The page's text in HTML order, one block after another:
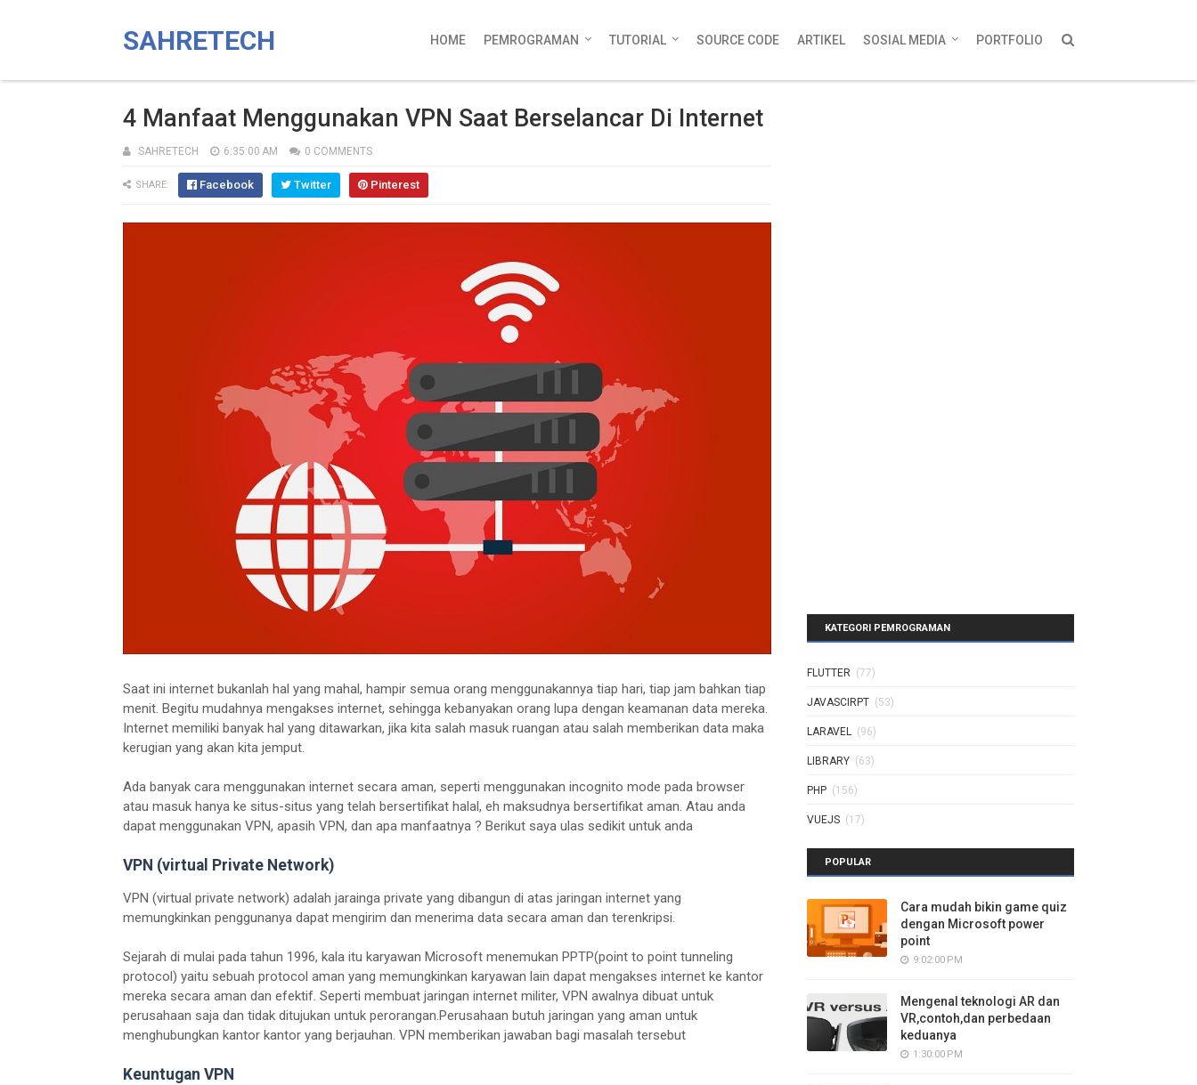
SAHRETECH HOME PEMROGRAMAN TUTORIAL SOURCE CODE ARTIKEL SOSIAL MEDIA PORTFOLIO
4 Manfaat Menggunakan VPN Saat Berselancar Di Internet
SAHRETECH 6:35:00 AM 0 COMMENTS
SHARE: Facebook Twitter Pinterest
Saat ini internet bukanlah hal yang mahal, hampir semua orang menggunakannya tiap hari, tiap jam bahkan tiap
menit. Begitu mudahnya mengakses internet, sehingga kebanyakan orang lupa dengan keamanan data mereka.
Internet memiliki banyak hal yang ditawarkan, jika kita salah masuk ruangan atau salah memberikan data maka
kerugian yang akan kita jemput.
Ada banyak cara menggunakan internet secara aman, seperti menggunakan incognito mode pada browser
atau masuk hanya ke situs-situs yang telah bersertifikat halal, eh maksudnya bersertifikat aman. Atau anda
dapat menggunakan VPN, apasih VPN, dan apa manfaatnya ? Berikut saya ulas sedikit untuk anda
VPN (virtual Private Network)
VPN (virtual private network) adalah jarainga private yang dibangun di atas jaringan internet yang
memungkinkan penggunanya dapat mengirim dan menerima data secara aman dan terenkripsi.
Sejarah di mulai pada tahun 1996, kala itu karyawan Microsoft menemukan PPTP(point to point tunneling
protocol) yaitu sebuah protocol aman yang memungkinkan karyawan lain dapat mengakses internet ke kantor
mereka secara aman dan efektif. Seperti membuat jaringan internet militer, VPN awalnya dibuat untuk
perusahaan saja dan tidak ditujukan untuk perorangan.Perusahaan butuh jaringan yang aman untuk
menghubungkan kantor kantor yang berjauhan. VPN memberikan jawaban bagi masalah tersebut
Keuntugan VPN
KATEGORI PEMROGRAMAN
FLUTTER (77)
JAVASCIRPT (53)
LARAVEL (96)
LIBRARY (63)
PHP (156)
VUEJS (17)
POPULAR
Cara mudah bikin game quiz
dengan Microsoft power
point
9:02:00 PM
Mengenal teknologi AR dan
VR,contoh,dan perbedaan
keduanya
1:30:00 PM